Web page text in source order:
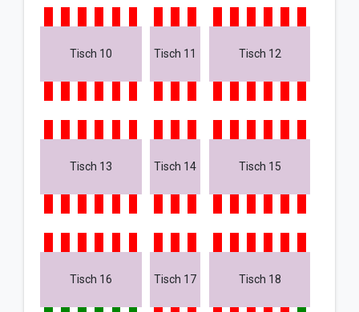
Tisch 10 Tisch 11 Tisch 12
Tisch 13 Tisch 14 Tisch 15
Tisch 16 Tisch 17 Tisch 18